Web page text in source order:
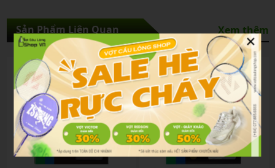
Sản Phẩm Liên Quan Xem thêm
×